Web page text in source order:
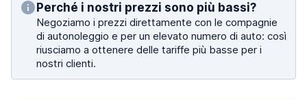
Perché i nostri prezzi sono più bassi?
Negoziamo i prezzi direttamente con le compagnie
di autonoleggio e per un elevato numero di auto: così
riusciamo a ottenere delle tariffe più basse per i
nostri clienti.